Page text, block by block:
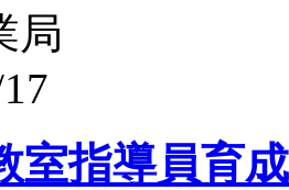
局
室指導員育